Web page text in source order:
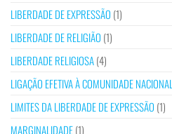
LIBERDADE DE EXPRESSÃO (1)
LIBERDADE DE RELIGIÃO (1)
LIBERDADE RELIGIOSA(4)
LIGAÇÃO EFETIVA À COMUNIDADE NACIONAL
LIMITES DA LIBERDADE DE EXPRESSÃO (1)
MARGINALIDADE(1)